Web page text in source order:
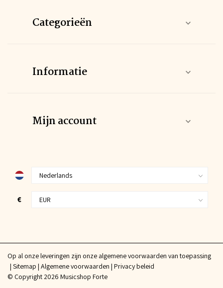
Categorieën
Informatie
Mijn account
€
Op al onze leveringen zijn onze algemene voorwaarden van toepassing
Sitemap Algemene voorwaarden Privacy beleid
© Copyright 2026 Musicshop Forte